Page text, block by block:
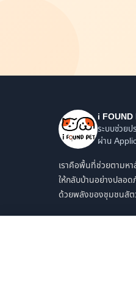
i FOUND
ระบบช่วยป
ผ่าน
เราคือพื้นที่ช่วยตามหา
ให้กลับบ้านอย่างปลอด
ด้วยพลังของชุมชนสั